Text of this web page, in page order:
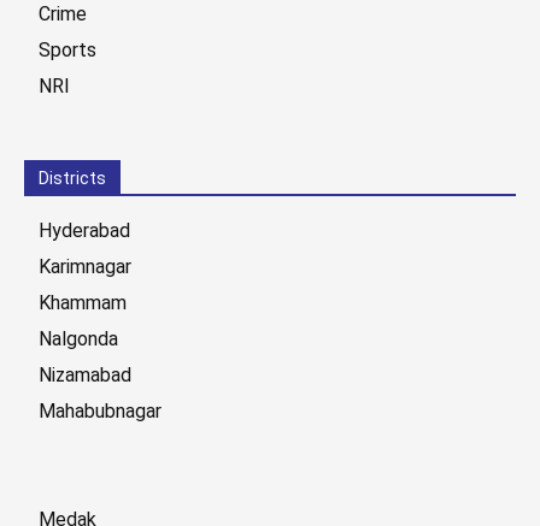
Crime
Sports
NRI
Districts
Hyderabad
Karimnagar
Khammam
Nalgonda
Nizamabad
Mahabubnagar
Medak